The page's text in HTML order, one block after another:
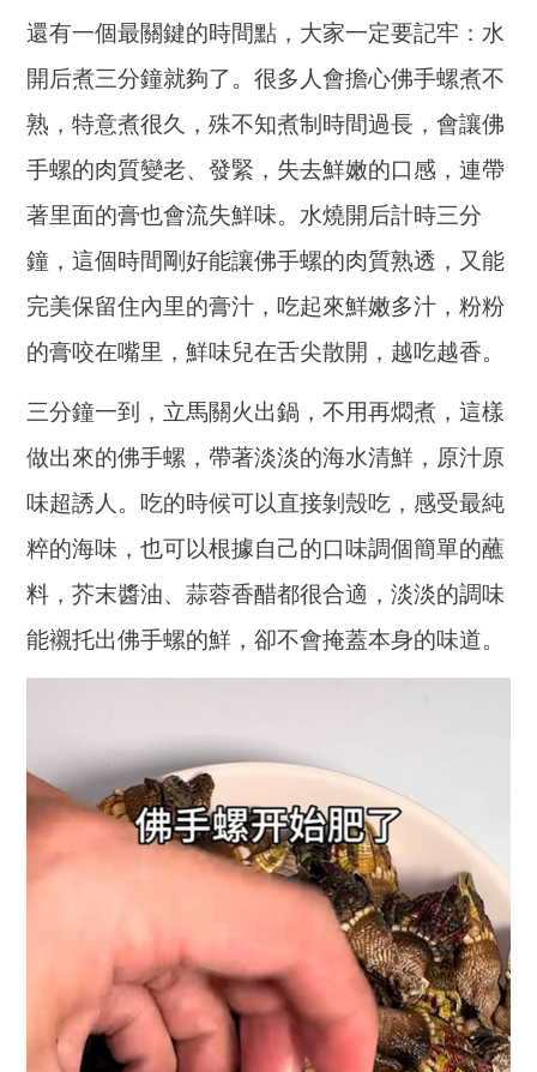
還有一個最關鍵的時間點，大家一定要記牢：水
開后煮三分鐘就夠了。很多人會擔心佛手螺煮不
熟，特意煮很久，殊不知煮制時間過長，會讓佛
手螺的肉質變老、發緊，失去鮮嫩的口感，連帶
著里面的膏也會流失鮮味。水燒開后計時三分
鐘，這個時間剛好能讓佛手螺的肉質熟透，又能
完美保留住內里的膏汁，吃起來鮮嫩多汁，粉粉
的膏咬在嘴里，鮮味兒在舌尖散開，越吃越香。
三分鐘一到，立馬關火出鍋，不用再燜煮，這樣
做出來的佛手螺，帶著淡淡的海水清鮮，原汁原
味超誘人。吃的時候可以直接剝殼吃，感受最純
粹的海味，也可以根據自己的口味調個簡單的蘸
料，芥末醬油、蒜蓉香醋都很合適，淡淡的調味
能襯托出佛手螺的鮮，卻不會掩蓋本身的味道。